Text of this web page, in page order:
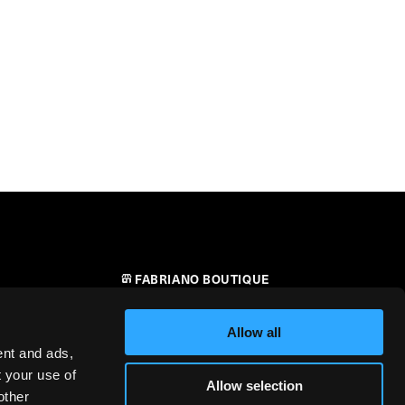
and ads,
your use of
Allow all
Allow selection
FABRIANO BOUTIQUE
RIVENDITORI
SICUREZZA DEI PRODOTTI –